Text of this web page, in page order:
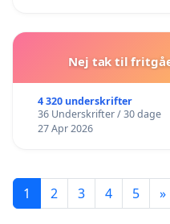
Nej tak til
4 320 underskrifter
36 Underskrifter / 30 dage
27 Apr 2026
1 2 3 4 5 »